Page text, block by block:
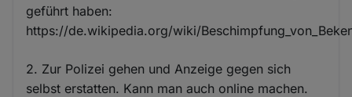
geführt haben:
https://de.wikipedia.org/wiki/
2. Zur Polizei gehen und Anzeige gegen sich
selbst erstatten. Kann man auch online machen.